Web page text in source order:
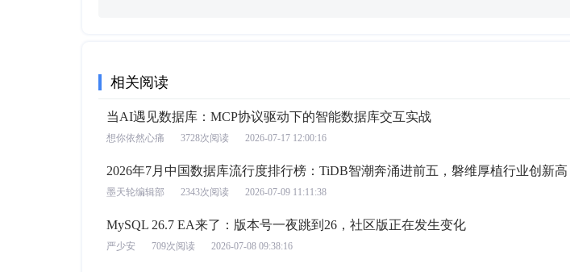
相关阅读
当AI遇见数据库：MCP协议驱动下的智能数据库交互实战
想你依然心痛 3728次阅读 2026-07-17 12:00:16
2026年7月中国数据库流行度排行榜：TiDB智潮奔涌进前五，磐维厚植行业创新高
墨天轮编辑部 2343次阅读 2026-07-09 11:11:38
MySQL 26.7 EA来了：版本号一夜跳到26，社区版正在发生变化
严少安 709次阅读 2026-07-08 09:38:16